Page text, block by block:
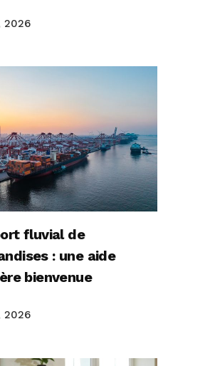
2026
fluvial de
: une aide
bienvenue
2026